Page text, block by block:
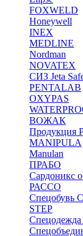
FOXWELD
Honeywell
INEX
MEDLINE
Nordman
NOVATEX
СИЗ Jeta
PENTALAB
OXYPAS
ВОЖАК
Продукция
MANIPULA
Manulan
ПРАБО
Сардоникс
РАССО
Спецобувь
STEP